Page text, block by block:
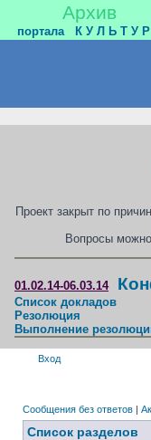
Архив
портала К У Л Ь Т У
Проект закрыт по
Вопросы
01.02.14-06.03.14
Список докладов
Резолюция
Выполнение
Вход
Сообщения без ответов |
Список разделов